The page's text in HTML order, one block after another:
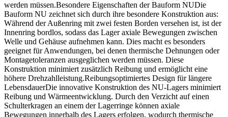
werden müssen.Besondere Eigenschaften der Bauform NUDie
Bauform NU zeichnet sich durch ihre besondere Konstruktion aus:
Während der Außenring mit zwei festen Borden versehen ist, ist der
Innenring bordlos, sodass das Lager axiale Bewegungen zwischen
Welle und Gehäuse aufnehmen kann. Dies macht es besonders
geeignet für Anwendungen, bei denen thermische Dehnungen oder
Montagetoleranzen ausgeglichen werden müssen. Diese
Konstruktion minimiert zusätzlich Reibung und ermöglicht eine
höhere Drehzahlleistung.Reibungsoptimiertes Design für längere
LebensdauerDie innovative Konstruktion des NU-Lagers minimiert
Reibung und Wärmeentwicklung. Durch den Verzicht auf einen
Schulterkragen an einem der Lagerringe können axiale
Bewegungen innerhalb des Lagers erfolgen, wodurch thermische